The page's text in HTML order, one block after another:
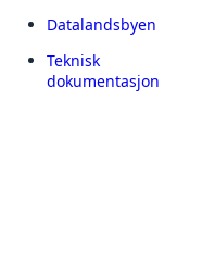
Datalandsbyen
Teknisk
dokumentasjon